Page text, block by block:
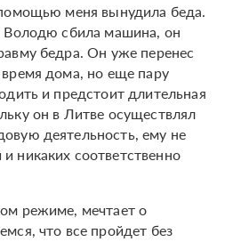
меня вынудила беда.
Володю сбила машина, он
бедра. Он уже перенес
дома, но еще пару
и предстоит длительная
он в Литве осуществлял
деятельность, ему не
никаких соответственно
режиме, мечтает о
что все пройдет без